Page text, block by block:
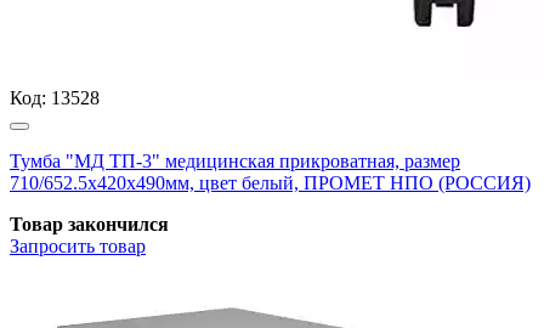
Код: 13528
Тумба "МД ТП-3" медицинская прикроватная, размер
710/652.5x420x490мм, цвет белый, ПРОМЕТ НПО (РОССИЯ)
Товар закончился
Запросить товар